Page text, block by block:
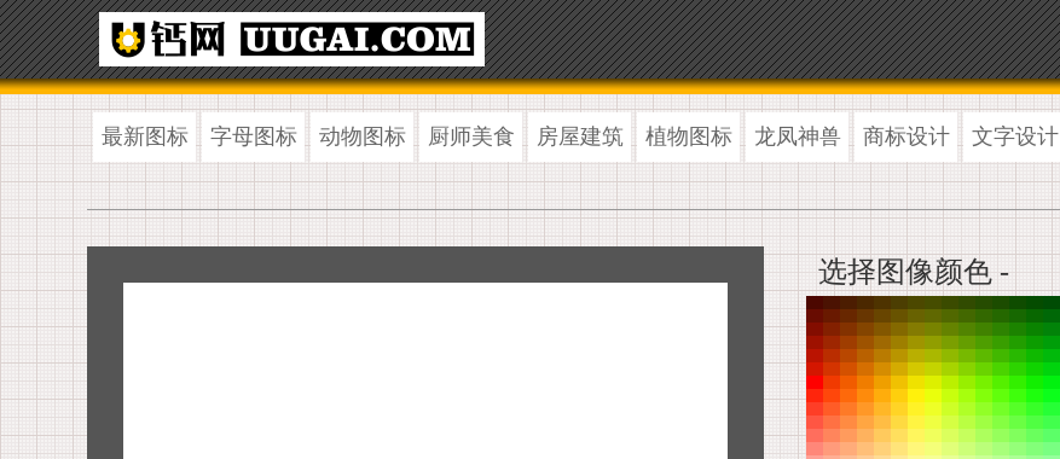
最新图标 字母图标 动物图标 厨师美食 房屋建筑 植物图标 龙凤神兽 商标设计 文字设计
选择图像颜色 -